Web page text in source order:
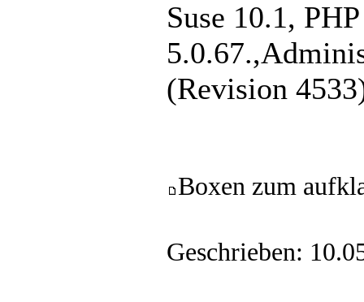
Suse 10.1,
(Revision
Boxen zum
Geschrieben: